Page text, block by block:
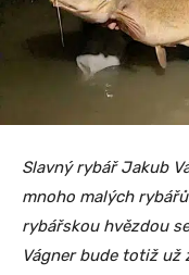
Slavný rybář Jakub
mnoho malých
rybářskou hvězdou
Vágner bude totiž už